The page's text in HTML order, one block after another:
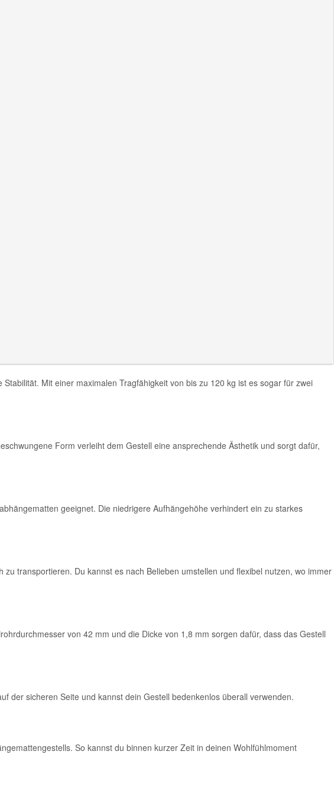
Mit einer maximalen Tragfähigkeit von bis zu 120 kg ist es sogar für zwei
Form verleiht dem Gestell eine ansprechende Ästhetik und sorgt dafür,
geeignet. Die niedrigere Aufhängehöhe verhindert ein zu starkes
transportieren. Du kannst es nach Belieben umstellen und flexibel nutzen, wo immer
von 42 mm und die Dicke von 1,8 mm sorgen dafür, dass das Gestell
der sicheren Seite und kannst dein Gestell bedenkenlos überall verwenden.
So kannst du binnen kurzer Zeit in deinen Wohlfühlmoment